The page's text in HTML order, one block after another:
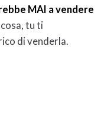
MAI a vendere
tu ti
di venderla.